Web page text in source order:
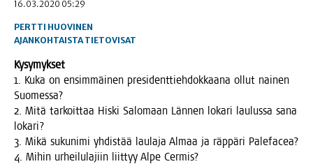
16.03.2020 05:29
PERTTI HUOVINEN
AJANKOHTAISTA TIETOVISAT
Kysy­myk­set
1. Kuka on ensim­mäi­nen pre­si­dent­tieh­dok­kaa­na ollut nai­nen
Suomessa?
2. Mitä tar­koit­taa His­ki Salo­maan Län­nen loka­ri lau­lus­sa sana
lokari?
3. Mikä suku­ni­mi yhdis­tää lau­la­ja Almaa ja räp­pä­ri Palefacea?
4. Mihin urhei­lu­la­jiin liit­tyy Alpe Cermis?